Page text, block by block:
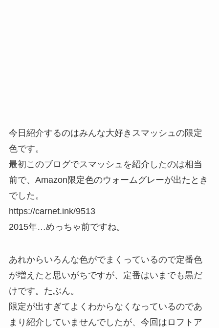
今日紹介するのはみんな大好きスマッシュの限定
色です。
最初このブログでスマッシュを紹介したのは相当
前で、Amazon限定色のウォームグレーが出たとき
でした。
https://carnet.ink/9513
2015年…めっちゃ前ですね。
あれからいろんな色がでまくっているので定番色
が増えたと思いがちですが、定番はいまでも黒だ
けです。たぶん。
限定が出すぎてよくわからなくなっているのであ
まり紹介していませんでしたが、今回はロフトア